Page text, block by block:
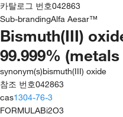
카탈로그 번호042863
Sub-brandingAlfa Aesar™
Bismuth(III)
99.999%
synonym(s)bismuth(III) oxide
참조 번호042863
cas1304-76-3
FORMULABi2O3